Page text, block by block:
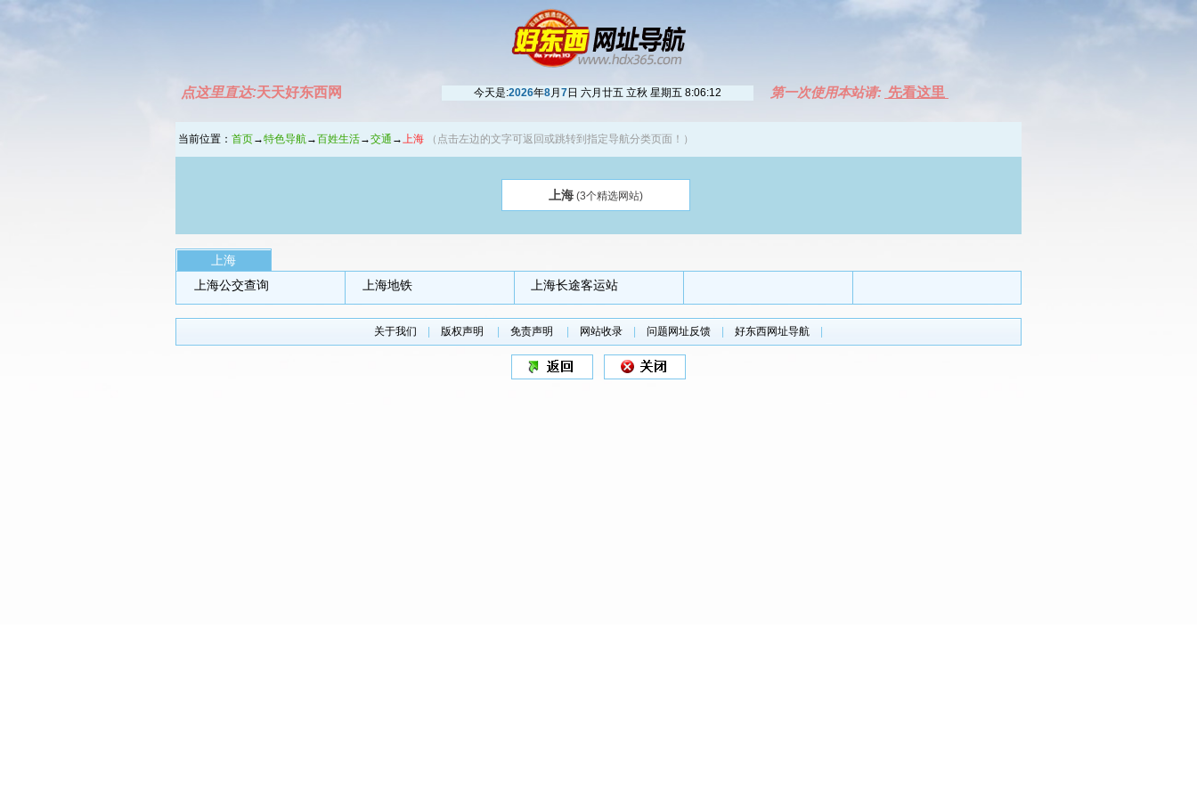
点这里直达:天天好东西网 今天是:2026年8月 7日 六月廿五 立秋 星期五 8:06:12 第一次使用本站请: 先看这里
当前位置： 首页→特色导航→百姓生活→交通 →上海 （点击左边的文字可返回或跳转到指定导航分类页面！）
上海 (3个精选网站)
上海
上海公交查询
上海地铁 上海长途客运站
关于我们 版权声明 免责声明 网站收录 问题网址反馈 好东西网址导航